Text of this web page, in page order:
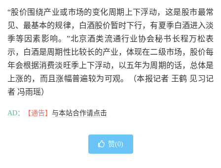
“股价围绕产业或市场的变化周期上下浮动，这是股市最常
见、最基本的规律，白酒股价暂时下行，有夏季白酒进入淡
季等因素影响。”北京酒类流通行业协会秘书长程万松表
示，白酒是周期性比较长的产业，体现在二级市场，股价每
年会根据消费淡旺季上下浮动，以五年为周期的话，总体是
上涨的，而且涨幅普遍较为可观。（本报记者 王鹤 见习记
者 冯雨瑶）
AD： 【通告】 与本站合作请点击
赞(0)